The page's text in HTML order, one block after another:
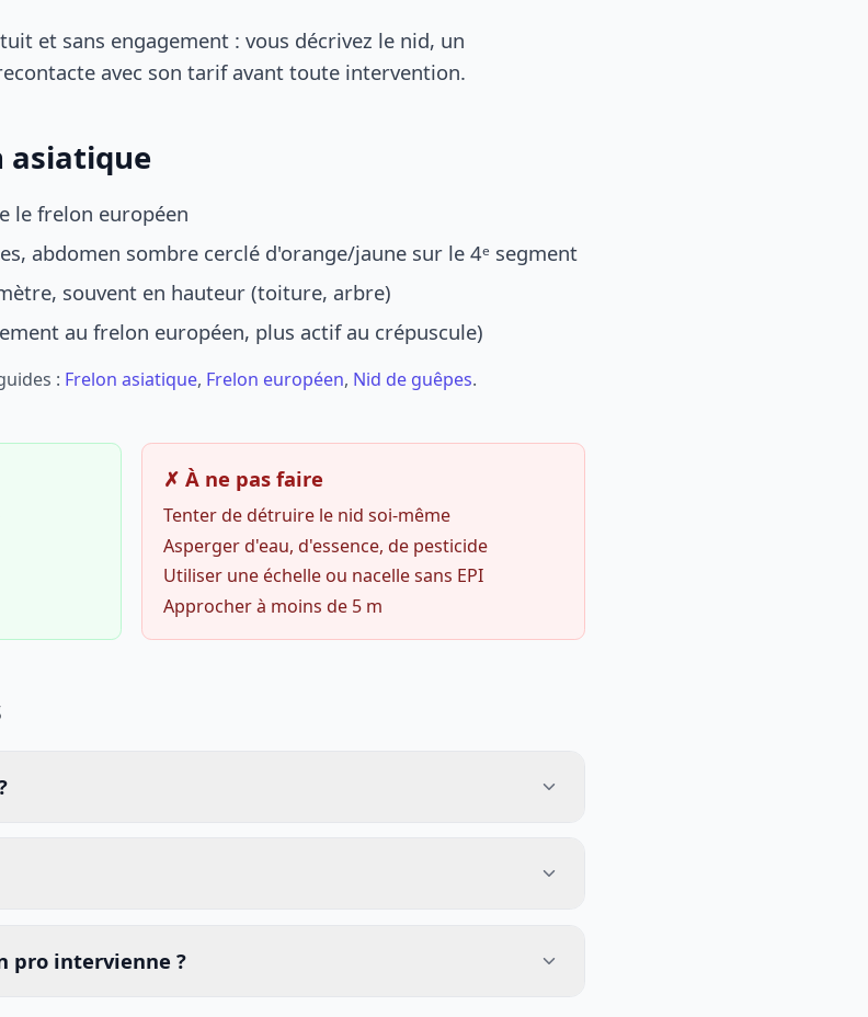
et sans engagement : vous décrivez le nid, un
avec son tarif avant toute intervention.
asiatique
le frelon européen
abdomen sombre cerclé d'orange/jaune sur le 4ᵉ segment
souvent en hauteur (toiture, arbre)
au frelon européen, plus actif au crépuscule)
: Frelon asiatique, Frelon européen, Nid de guêpes.
✗ À ne pas faire
Tenter de détruire le nid soi-même
Asperger d'eau, d'essence, de pesticide
Utiliser une échelle ou nacelle sans EPI
Approcher à moins de 5 m
pro intervienne ?